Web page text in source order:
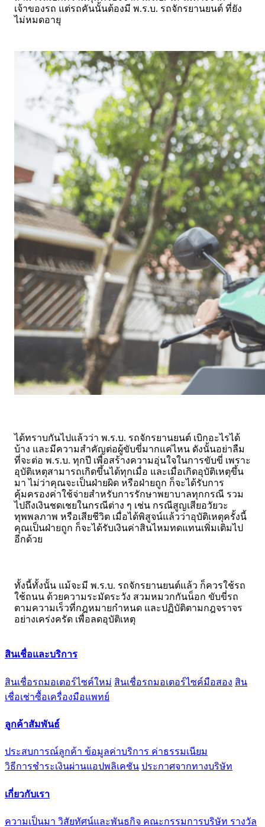
เจ้าของรถ แต่รถคันนั้นต้องมี พ.ร.บ. รถจักรยานยนต์ ที่ยัง
ไม่หมดอายุ
ได้ทราบกันไปแล้วว่า พ.ร.บ. รถจักรยานยนต์ เบิกอะไรได้
บ้าง และมีความสำคัญต่อผู้ขับขี่มากแค่ไหน ดังนั้นอย่าลืม
ที่จะต่อ พ.ร.บ. ทุกปี เพื่อสร้างความอุ่นใจในการขับขี่ เพราะ
อุบัติเหตุสามารถเกิดขึ้นได้ทุกเมื่อ และเมื่อเกิดอุบัติเหตุขึ้น
มา ไม่ว่าคุณจะเป็นฝ่ายผิด หรือฝ่ายถูก ก็จะได้รับการ
คุ้มครองค่าใช้จ่ายสำหรับการรักษาพยาบาลทุกกรณี รวม
ไปถึงเงินชดเชยในกรณีต่าง ๆ เช่น กรณีสูญเสียอวัยวะ
ทุพพลภาพ หรือเสียชีวิต เมื่อได้พิสูจน์แล้วว่าอุบัติเหตุครั้งนี้
คุณเป็นฝ่ายถูก ก็จะได้รับเงินค่าสินไหมทดแทนเพิ่มเติมไป
อีกด้วย
ทั้งนี้ทั้งนั้น แม้จะมี พ.ร.บ. รถจักรยานยนต์แล้ว ก็ควรใช้รถ
ใช้ถนน ด้วยความระมัดระวัง สวมหมวกกันน็อก ขับขี่รถ
ตามความเร็วที่กฎหมายกำหนด และปฏิบัติตามกฎจราจร
อย่างเคร่งครัด เพื่อลดอุบัติเหตุ
สินเชื่อและบริการ
สินเชื่อรถมอเตอร์ไซค์ใหม่ สินเชื่อรถมอเตอร์ไซค์มือสอง สิน
เชื่อเช่าซื้อเครื่องมือแพทย์
ลูกค้าสัมพันธ์
ประสบการณ์ลูกค้า ข้อมูลค่าบริการ ค่าธรรมเนียม
วิธีการชำระเงินผ่านแอปพลิเคชัน ประกาศจากทางบริษัท
เกี่ยวกับเรา
ความเป็นมา วิสัยทัศน์และพันธกิจ คณะกรรมการบริษัท รางวัล